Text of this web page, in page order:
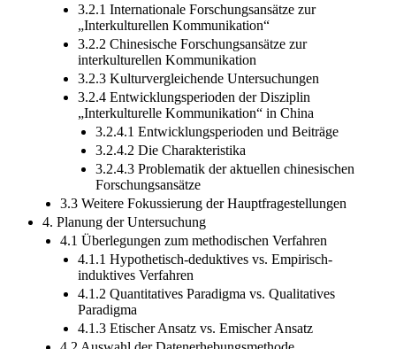
3.2.1 Internationale Forschungsansätze zur
„Interkulturellen Kommunikation“
3.2.2 Chinesische Forschungsansätze zur
interkulturellen Kommunikation
3.2.3 Kulturvergleichende Untersuchungen
3.2.4 Entwicklungsperioden der Disziplin
„Interkulturelle Kommunikation“ in China
3.2.4.1 Entwicklungsperioden und Beiträge
3.2.4.2 Die Charakteristika
3.2.4.3 Problematik der aktuellen chinesischen
Forschungsansätze
3.3 Weitere Fokussierung der Hauptfragestellungen
4. Planung der Untersuchung
4.1 Überlegungen zum methodischen Verfahren
4.1.1 Hypothetisch-deduktives vs. Empirisch-
induktives Verfahren
4.1.2 Quantitatives Paradigma vs. Qualitatives
Paradigma
4.1.3 Etischer Ansatz vs. Emischer Ansatz